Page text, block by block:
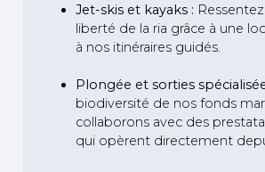
Jet-skis et kayaks :
liberté de la ria grâce à une
à nos itinéraires guidés.
Plongée et sorties
biodiversité de nos fonds
collaborons avec des
qui opèrent directement